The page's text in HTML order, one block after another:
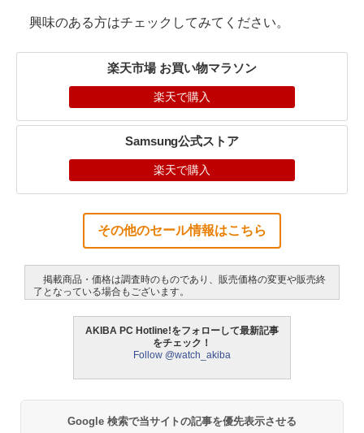
興味のある方はチェックしてみてください。
楽天市場 お買い物マラソン
楽天で購入
Samsung公式ストア
楽天で購入
その他のセール情報はこちら
掲載商品・価格は調査時のものであり、販売価格の変更や販売終
了となっている場合もございます。
AKIBA PC Hotline!をフォローして最新記事
をチェック！
Follow @watch_akiba
Google 検索で当サイトの記事を優先表示させる